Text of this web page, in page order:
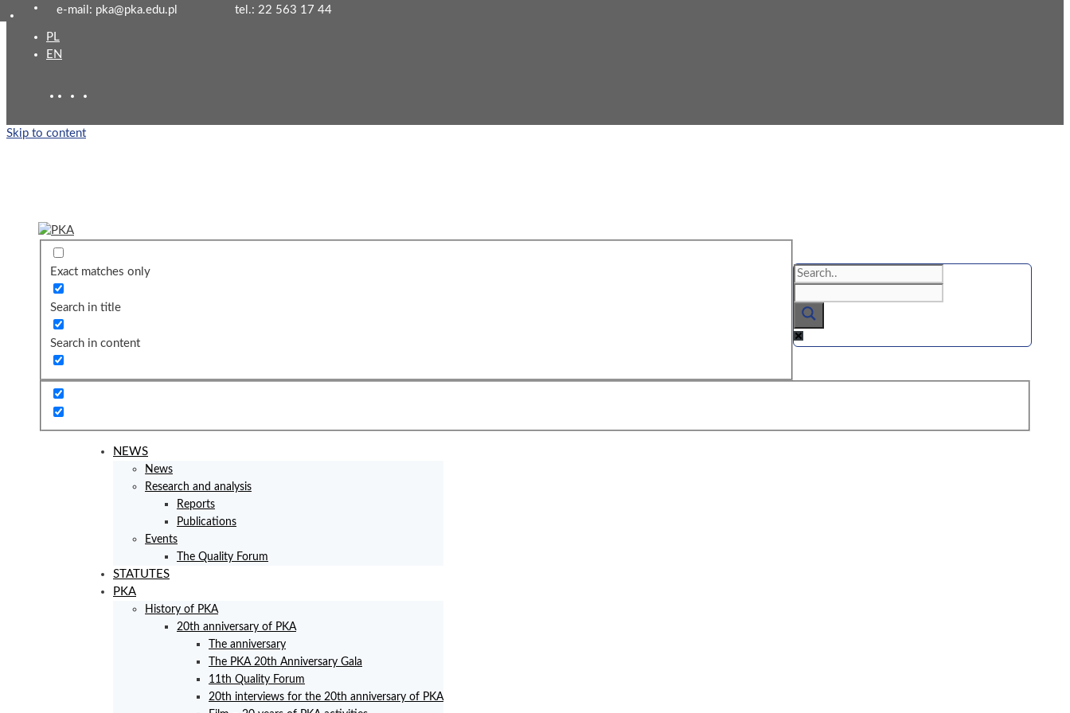
e-mail: pka@pka.edu.pl tel.: 22 563 17 44
PL
EN
Skip to content
Exact matches only
Search in title
Search in content
NEWS
News
Research and analysis
Reports
Publications
Events
The Quality Forum
STATUTES
PKA
History of PKA
20th anniversary of PKA
The anniversary
The PKA 20th Anniversary Gala
11th Quality Forum
20th interviews for the 20th anniversary of PKA